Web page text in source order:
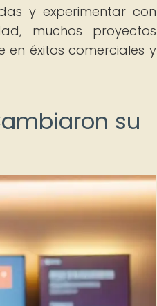
y experimentar con
muchos proyectos
en éxitos comerciales y
su